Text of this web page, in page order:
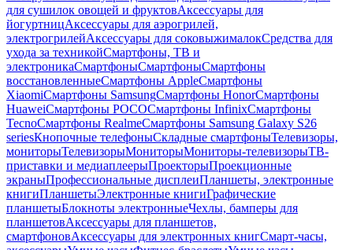
для сушилок овощей и фруктовАксессуары для
йогуртницАксессуары для аэрогрилей,
электрогрилейАксессуары для соковыжималокСредства для
ухода за техникойСмартфоны, ТВ и
электроникаСмартфоныСмартфоныСмартфоны
восстановленныеСмартфоны AppleСмартфоны
XiaomiСмартфоны SamsungСмартфоны HonorСмартфоны
HuaweiСмартфоны POCOСмартфоны InfinixСмартфоны
TecnoСмартфоны RealmeСмартфоны Samsung Galaxy S26
seriesКнопочные телефоныСкладные смартфоныТелевизоры,
мониторыТелевизорыМониторыМониторы-телевизорыТВ-
приставки и медиаплеерыПроекторыПроекционные
экраныПрофессиональные дисплеиПланшеты, электронные
книгиПланшетыЭлектронные книгиГрафические
планшетыБлокноты электронныеЧехлы, бамперы для
планшетовАксессуары для планшетов,
смартфоновАксессуары для электронных книгСмарт-часы,